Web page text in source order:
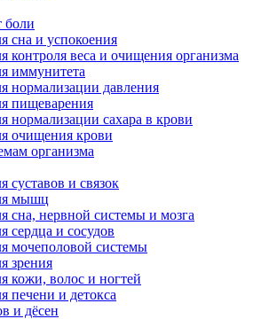
боли
сна и успокоения
контроля веса и очищения организма
иммунитета
нормализации давления
пищеварения
нормализации сахара в крови
очищения крови
организма
суставов и связок
мышц
сна, нервной системы и мозга
сердца и сосудов
мочеполовой системы
зрения
кожи, волос и ногтей
печени и детокса
и дёсен